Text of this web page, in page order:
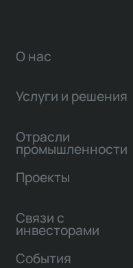
О нас
Услуги и решения
Отрасли
промышленности
Проекты
Связи с
инвесторами
События